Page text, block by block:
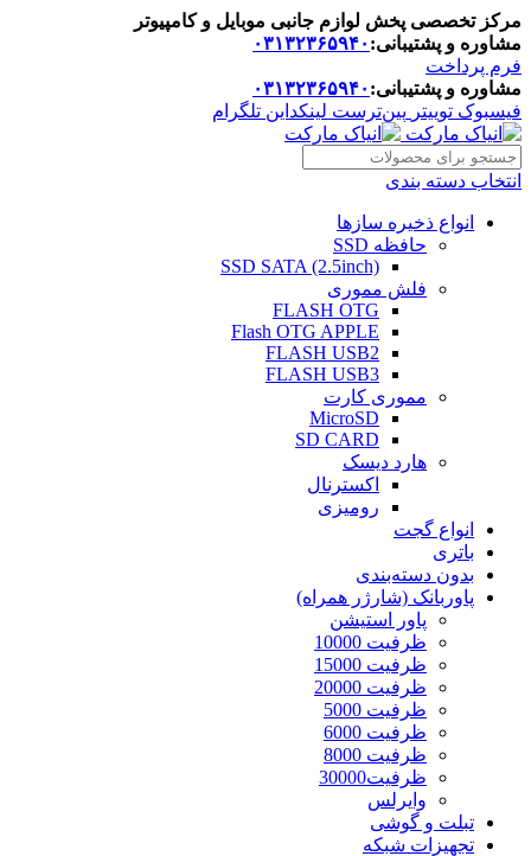
مرکز تخصصی پخش لوازم جانبی موبایل و کامپیوتر
مشاوره و پشتیبانی: ۰۳۱۳۲۳۶۵۹۴۰
فرم پرداخت
مشاوره و پشتیبانی: ۰۳۱۳۲۳۶۵۹۴۰
فیسبوک توییتر پین‌ترست لینکداین تلگرام
انتخاب دسته بندی
انواع ذخیره سازها
حافظه SSD
SSD SATA (2.5inch)
فلش مموری
FLASH OTG
Flash OTG APPLE
FLASH USB2
FLASH USB3
مموری کارت
MicroSD
SD CARD
هارد دیسک
اکسترنال
رومیزی
انواع گجت
باتری
بدون دسته‌بندی
پاوربانک (شارژر همراه)
پاور استیشن
ظرفیت 10000
ظرفیت 15000
ظرفیت 20000
ظرفیت 5000
ظرفیت 6000
ظرفیت 8000
ظرفیت30000
وایرلس
تبلت و گوشی
تجهیزات شبکه